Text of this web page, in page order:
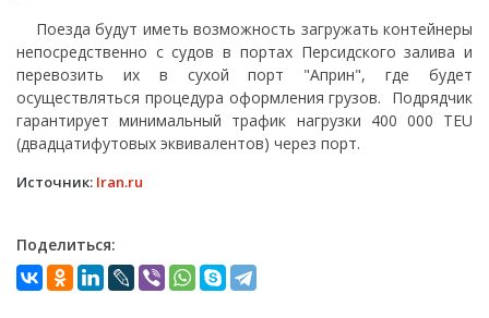
Поезда будут иметь возможность загружать контейнеры
непосредственно с судов в портах Персидского залива и
перевозить их в сухой порт "Априн", где будет
осуществляться процедура оформления грузов. Подрядчик
гарантирует минимальный трафик нагрузки 400 000 TEU
(двадцатифутовых эквивалентов) через порт.
Источник: Iran.ru
Поделиться: